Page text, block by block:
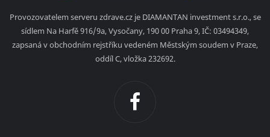
Provozovatelem serveru zdrave.cz je DIAMANTAN investment s.r.o., se
sídlem Na Harfě 916/9a, Vysočany, 190 00 Praha 9, IČ: 03494349,
zapsaná v obchodním rejstříku vedeném Městským soudem v Praze,
oddíl C, vložka 232692.